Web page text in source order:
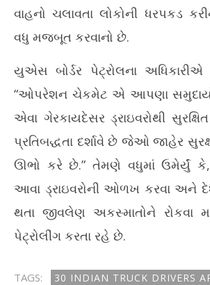
વાહનો ચલાવતા લોકોની ધરપકડ
વધુ મજબૂત કરવાનો છે.
યુએસ બોર્ડર પેટ્રોલના
“ઓપરેશન ચેકમેટ એ આપણા
એવા ગેરકાયદેસર ડ્રાઇવરોથી
પ્રતિબદ્ધતા દર્શાવે છે જેઓ જાહેર
ઊભો કરે છે.” તેમણે વધુમાં ઉમેર્યું
આવા ડ્રાઇવરોની ઓળખ કરવા અને
થતા જીવલેણ અકસ્માતોને રોકવા
પેટ્રોલીંગ કરતા રહે છે.
TAGS:
30 INDIAN TRUCK DRIVERS